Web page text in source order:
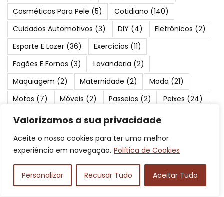
Valorizamos a sua privacidade
Aceite o nosso cookies para ter uma melhor
experiência em navegação. Política de Cookies
Personalizar Recusar Tudo Aceitar Tudo
Cosméticos Para Pele (5) Cotidiano (140)
Cuidados Automotivos (3) DIY (4) Eletrônicos (2)
Esporte E Lazer (36) Exercícios (11)
Fogões E Fornos (3) Lavanderia (2)
Maquiagem (2) Maternidade (2) Moda (21)
Motos (7) Móveis (2) Passeios (2) Peixes (24)
Periféricos(3) Pescaria (17) Pneus E Rodas
Praias
Produtos Para Cães
Proteção E Segurança(2) Saúde E Beleza(4)
Viagens(41) Áudio(3)